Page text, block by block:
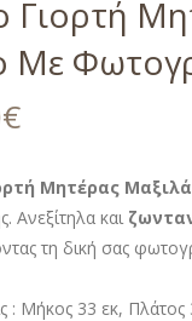
Με
€
Μητέρας
Ανεξίτηλα και
τη δική σας
: Μήκος 33 εκ, Πλάτος